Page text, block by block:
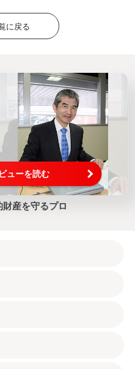
に戻る
ューを読む
産を守るプロ